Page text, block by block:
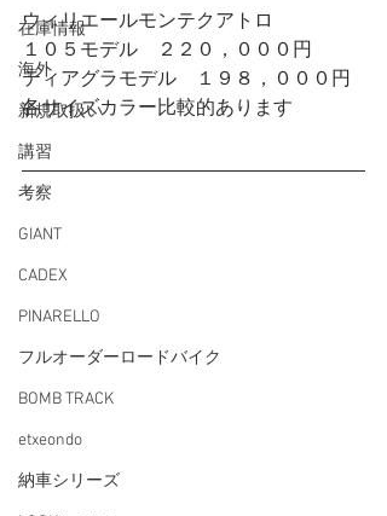
在庫情報
海外
新規取扱い
講習
考察
GIANT
CADEX
PINARELLO
フルオーダーロードバイク
BOMB TRACK
etxeondo
納車シリーズ
ウィリエールモンテクアトロ
１０５モデル　２２０，０００円
ティアグラモデル　１９８，０００円
各サイズカラー比較的あります